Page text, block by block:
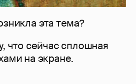
эта тема?
что сейчас сплошная
на экране.